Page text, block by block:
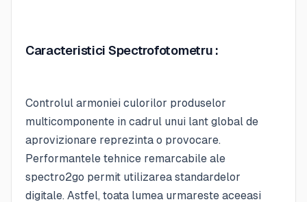
Caracteristici Spectrofotometru :
Controlul armoniei culorilor produselor
multicomponente in cadrul unui lant global de
aprovizionare reprezinta o provocare.
Performantele tehnice remarcabile ale
spectro2go permit utilizarea standardelor
digitale. Astfel, toata lumea urmareste aceeasi